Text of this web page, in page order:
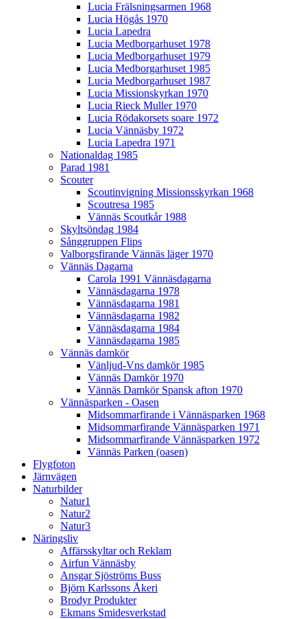
Lucia Frälsningsarmen 1968
Lucia Högås 1970
Lucia Lapedra
Lucia Medborgarhuset 1978
Lucia Medborgarhuset 1979
Lucia Medborgarhuset 1985
Lucia Medborgarhuset 1987
Lucia Missionskyrkan 1970
Lucia Rieck Muller 1970
Lucia Rödakorsets soare 1972
Lucia Vännäsby 1972
Lucia Lapedra 1971
Nationaldag 1985
Parad 1981
Scouter
Scoutinvigning Missionsskyrkan 1968
Scoutresa 1985
Vännäs Scoutkår 1988
Skyltsöndag 1984
Sånggruppen Flips
Valborgsfirande Vännäs läger 1970
Vännäs Dagarna
Carola 1991 Vännäsdagarna
Vännäsdagarna 1978
Vännäsdagarna 1981
Vännäsdagarna 1982
Vännäsdagarna 1984
Vännäsdagarna 1985
Vännäs damkör
Vänljud-Vns damkör 1985
Vännäs Damkör 1970
Vännäs Damkör Spansk afton 1970
Vännäsparken - Oasen
Midsommarfirande i Vännäsparken 1968
Midsommarfirande Vännäsparken 1971
Midsommarfirande Vännäsparken 1972
Vännäs Parken (oasen)
Flygfoton
Järnvägen
Naturbilder
Natur1
Natur2
Natur3
Näringsliv
Affärsskyltar och Reklam
Airfun Vännäsby
Ansgar Sjöströms Buss
Björn Karlssons Åkeri
Brodyr Produkter
Ekmans Smidesverkstad